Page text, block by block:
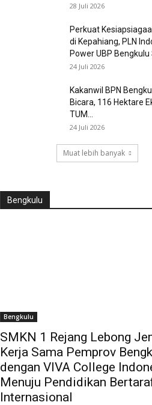
28 Juli 2026
Perkuat
di Kepahiang, PLN
Power UBP Bengkulu
24 Juli 2026
Kakanwil BPN
Bicara, 116 Hektare
TUM...
24 Juli 2026
Muat lebih banyak
Bengkulu
Bengkulu
SMKN 1 Rejang Lebong
Kerja Sama Pemprov
dengan VIVA College
Menuju Pendidikan
Internasional